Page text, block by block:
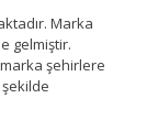
Marka
gelmiştir.
şehirlere